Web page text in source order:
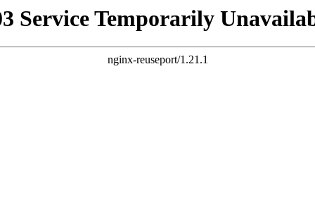
Service Temporarily
nginx-reuseport/1.21.1